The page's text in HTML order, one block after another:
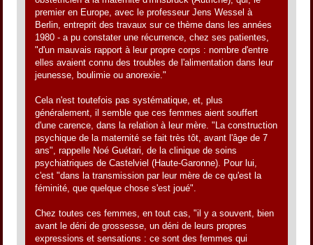
premier en Europe, avec le professeur Jens Wessel à
Berlin, entreprit des travaux sur ce thème dans les années
1980 - a pu constater une récurrence, chez ses patientes,
"d'un mauvais rapport à leur propre corps : nombre d'entre
elles avaient connu des troubles de l'alimentation dans leur
jeunesse, boulimie ou anorexie."
Cela n'est toutefois pas systématique, et, plus
généralement, il semble que ces femmes aient souffert
d'une carence, dans la relation à leur mère. "La construction
psychique de la maternité se fait très tôt, avant l'âge de 7
ans", rappelle Noé Guétari, de la clinique de soins
psychiatriques de Castelviel (Haute-Garonne). Pour lui,
c'est "dans la transmission par leur mère de ce qu'est la
féminité, que quelque chose s'est joué".
Chez toutes ces femmes, en tout cas, "il y a souvent, bien
avant le déni de grossesse, un déni de leurs propres
expressions et sensations : ce sont des femmes qui